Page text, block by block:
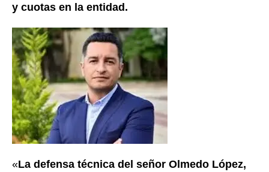
y cuotas en la entidad.
«La defensa técnica del señor Olmedo López,